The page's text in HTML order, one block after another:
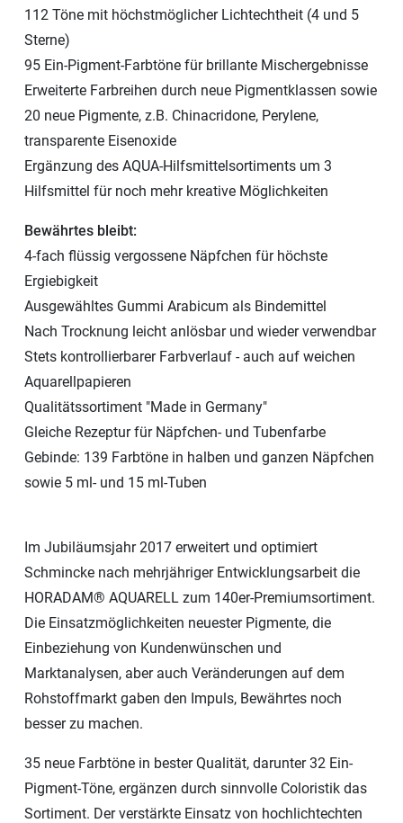
112 Töne mit höchstmöglicher Lichtechtheit (4 und 5
Sterne)
95 Ein-Pigment-Farbtöne für brillante Mischergebnisse
Erweiterte Farbreihen durch neue Pigmentklassen sowie
20 neue Pigmente, z.B. Chinacridone, Perylene,
transparente Eisenoxide
Ergänzung des AQUA-Hilfsmittelsortiments um 3
Hilfsmittel für noch mehr kreative Möglichkeiten
Bewährtes bleibt:
4-fach flüssig vergossene Näpfchen für höchste
Ergiebigkeit
Ausgewähltes Gummi Arabicum als Bindemittel
Nach Trocknung leicht anlösbar und wieder verwendbar
Stets kontrollierbarer Farbverlauf - auch auf weichen
Aquarellpapieren
Qualitätssortiment "Made in Germany"
Gleiche Rezeptur für Näpfchen- und Tubenfarbe
Gebinde: 139 Farbtöne in halben und ganzen Näpfchen
sowie 5 ml- und 15 ml-Tuben
Im Jubiläumsjahr 2017 erweitert und optimiert
Schmincke nach mehrjähriger Entwicklungsarbeit die
HORADAM® AQUARELL zum 140er-Premiumsortiment.
Die Einsatzmöglichkeiten neuester Pigmente, die
Einbeziehung von Kundenwünschen und
Marktanalysen, aber auch Veränderungen auf dem
Rohstoffmarkt gaben den Impuls, Bewährtes noch
besser zu machen.
35 neue Farbtöne in bester Qualität, darunter 32 Ein-
Pigment-Töne, ergänzen durch sinnvolle Coloristik das
Sortiment. Der verstärkte Einsatz von hochlichtechten